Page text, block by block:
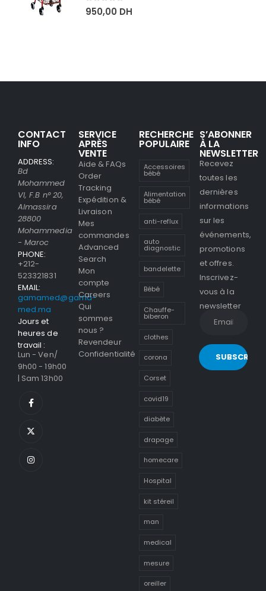
0 sur 5
950,00 DH
CONTACT
INFO
ADDRESS:
Bd
Mohammed
VI, F.B n° 20,
Almassira
28800
Mohammedia
- Maroc
PHONE:
+212-
523321831
EMAIL:
gamamed@gama-
med.ma
Jours et
heures de
travail :
Lun - Ven/
9h00 - 19h00
| Sam 13h00
SERVICE
APRÈS
VENTE
Aide & FAQs
Order
Tracking
Expédition &
Livraison
Mes
commandes
Advanced
Search
Mon
compte
Careers
Qui
sommes
nous ?
Revendeur
Confidentialité
RECHERCHE
POPULAIRE
Accessoires
bébé
Alimentation
bébé
anti-reflux
auto
diagnostic
bandelette
Bébé
Chauffe-
biberon
clothes
corona
Corset
covid19
diabète
drapage
homecare
Hospital
kit stéreil
man
medical
mesure
oreiller
S’ABONNER
À LA
NEWSLETTER
Recevez
toutes les
dernières
informations
sur les
événements,
promotions
et offres.
Inscrivez-
vous à la
newsletter